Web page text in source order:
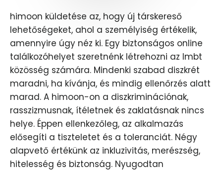
himoon küldetése az, hogy új társkereső
lehetőségeket, ahol a személyiség értékelik,
amennyire úgy néz ki. Egy biztonságos online
találkozóhelyet szeretnénk létrehozni az lmbt
közösség számára. Mindenki szabad diszkrét
maradni, ha kívánja, és mindig ellenőrzés alatt
marad. A himoon-on a diszkriminációnak,
rasszizmusnak, ítéletnek és zaklatásnak nincs
helye. Éppen ellenkezőleg, az alkalmazás
elősegíti a tiszteletet és a toleranciát. Négy
alapvető értékünk az inkluzivitás, merészség,
hitelesség és biztonság. Nyugodtan